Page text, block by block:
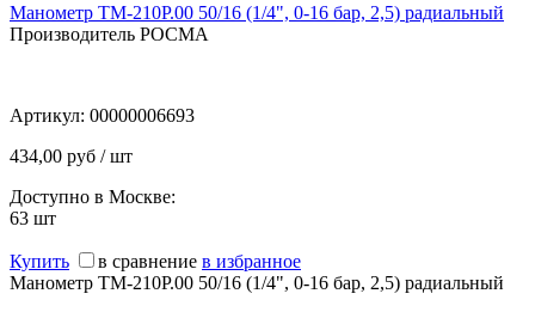
Манометр ТМ-210P.00 50/16 (1/4", 0-16 бар, 2,5) радиальный
Производитель РОСМА
Артикул: 00000006693
434,00 руб / шт
Доступно в Москве:
63 шт
Купить в сравнение в избранное
Манометр ТМ-210P.00 50/16 (1/4", 0-16 бар, 2,5) радиальный